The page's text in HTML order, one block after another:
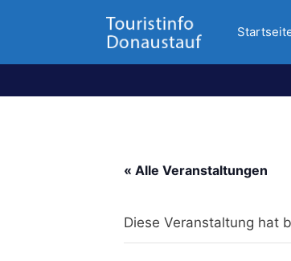
« Alle Veranstaltungen
Diese Veranstaltung hat